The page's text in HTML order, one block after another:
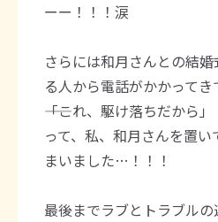
ーー！！！涙
さらには和月さんとの結
る人から電話がかかって
――「これ、駆け落ちだから」
って、私、和月さんを置
まいました…！！！
最後までラブとトラブル